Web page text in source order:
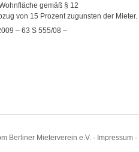
gemäß § 12
von 15 Prozent zugunsten der Mieter.
– 63 S 555/08 –
Berliner Mieterverein e.V. · Impressum ·